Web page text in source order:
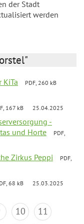
der Stadt
werden
KiTa
PDF, 260 kB
167 kB 25.04.2025
-
und Horte
PDF,
Zirkus Peppi
PDF,
68 kB 25.03.2025
10
11